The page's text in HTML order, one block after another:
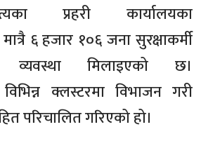
प्रहरी कार्यालयका
६ हजार १०६ जना सुरक्षाकर्मी
व्यवस्था मिलाइएको छ।
विभिन्न क्लस्टरमा विभाजन गरी
परिचालित गरिएको हो।